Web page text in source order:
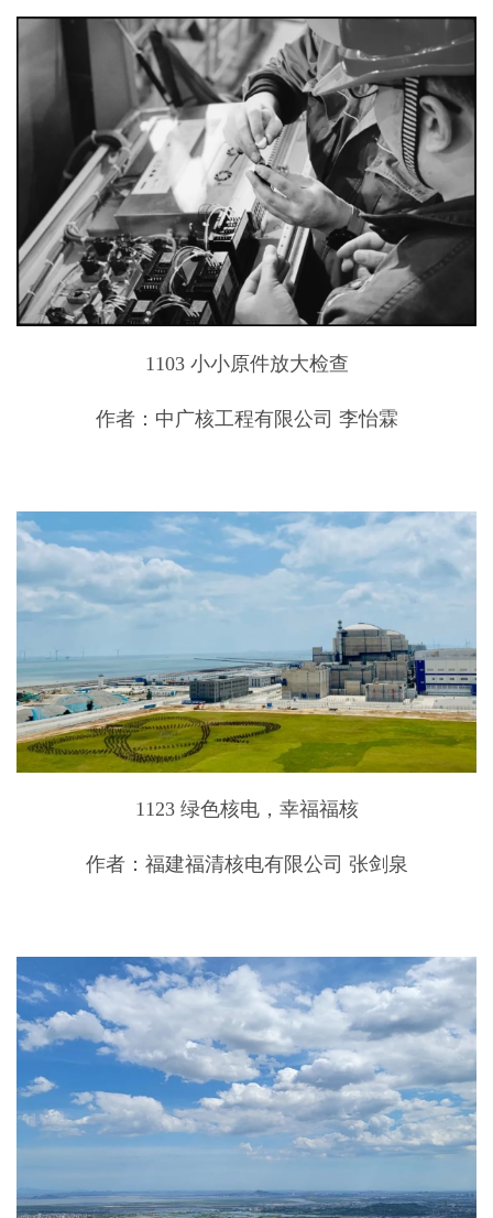
1103 小小原件放大检查
作者：中广核工程有限公司 李怡霖
1123 绿色核电，幸福福核
作者：福建福清核电有限公司 张剑泉